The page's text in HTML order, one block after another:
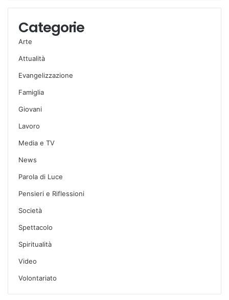
Categorie
Arte
Attualità
Evangelizzazione
Famiglia
Giovani
Lavoro
Media e TV
News
Parola di Luce
Pensieri e Riflessioni
Società
Spettacolo
Spiritualità
Video
Volontariato